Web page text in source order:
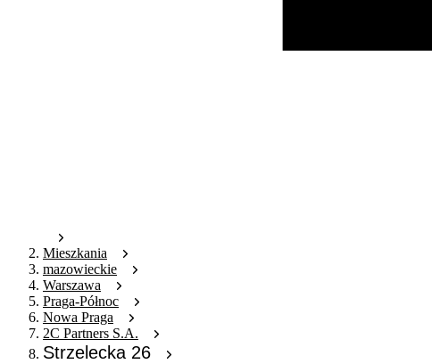
Mieszkania
mazowieckie
Warszawa
Praga-Północ
Nowa Praga
2C Partners S.A.
Strzelecka 26